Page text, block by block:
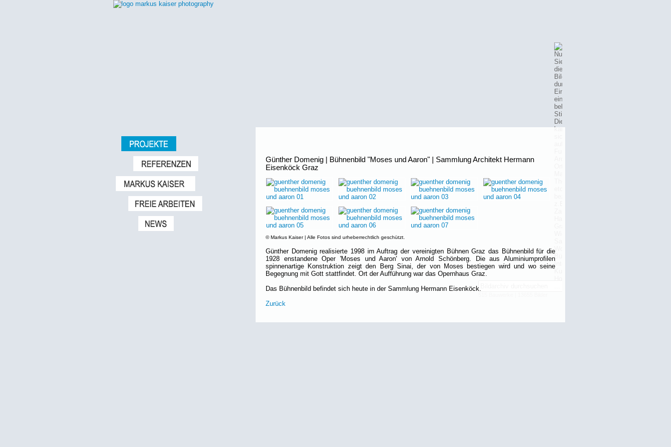
Günther Domenig | Bühnenbild "Moses und Aaron" | Sammlung Architekt Hermann
Eisenköck Graz
© Markus Kaiser | Alle Fotos sind urheberrechtlich geschützt.
Günther Domenig realisierte 1998 im Auftrag der vereinigten Bühnen Graz das Bühnenbild für die
1928 enstandene Oper 'Moses und Aaron' von Arnold Schönberg. Die aus Aluminiumprofilen
spinnenartige Konstruktion zeigt den Berg Sinai, der von Moses bestiegen wird und wo seine
Begegnung mit Gott stattfindet. Ort der Aufführung war das Opernhaus Graz.
Das Bühnenbild befindet sich heute in der Sammlung Hermann Eisenköck.
Zurück